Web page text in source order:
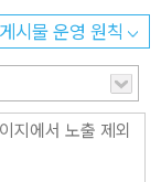
능가하는지에 따
남성인 내가 고수
리고 자신의 감정
다.” 남성성을 향
대해 도움을 청하
게시물 운영 원칙